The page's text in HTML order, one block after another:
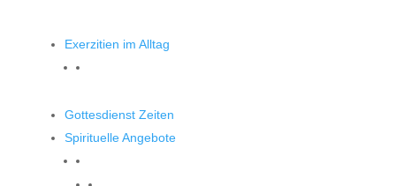
Exerzitien im Alltag
Gottesdienst Zeiten
Spirituelle Angebote